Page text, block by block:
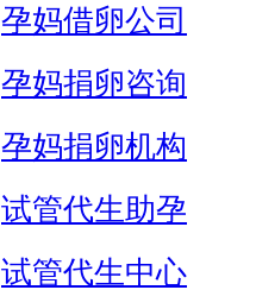
孕妈借卵公司
孕妈捐卵咨询
孕妈捐卵机构
试管代生助孕
试管代生中心